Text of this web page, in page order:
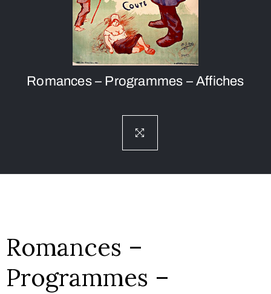
Romances – Programmes – Affiches
Romances –
Programmes –